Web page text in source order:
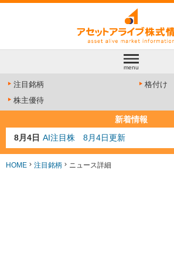
menu
注目銘柄
格付け
株主優待
新着情報
8月4日 AI注目株 8月4日更新
8月3日 人気業種注目株 8月3日更新
8月2日 金融注目株 8月2日更新
HOME 注目銘柄 ニュース詳細